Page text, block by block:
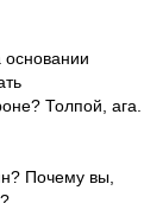
основании
Толпой, ага.
Почему вы,